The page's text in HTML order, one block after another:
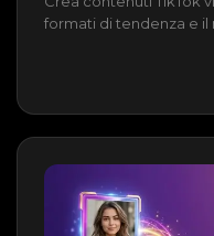
formati di tendenza e